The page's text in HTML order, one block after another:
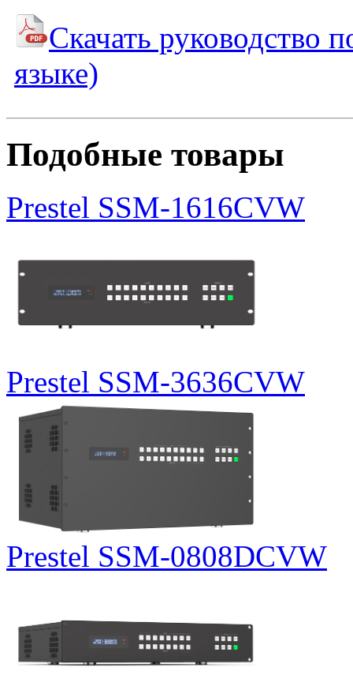
Скачать руководство
языке)
Подобные товары
Prestel SSM-1616CVW
Prestel SSM-3636CVW
Prestel SSM-0808DCVW